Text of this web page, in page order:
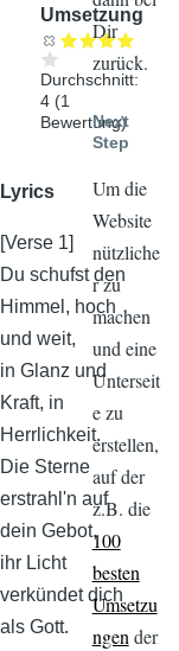
Umsetzung
Durchschnitt:
4 (1
Bewertung)
Lyrics
[Verse 1]
Du schufst den
Himmel, hoch
und weit,
in Glanz und
Kraft, in
Herrlichkeit.
Die Sterne
erstrahl'n auf
dein Gebot,
ihr Licht
verkündet dich
als Gott.
Dir
zurück.
Next
Step
Um die
Website
nützliche
r zu
machen
und eine
Unterseit
e zu
erstellen,
auf der
z.B. die
100
besten
Umsetzu
ngender